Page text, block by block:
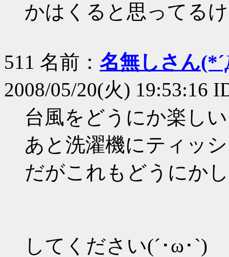
かはくると思ってる
511 名前： 名無しさん
2008/05/20(火) 19:53:16
台風をどうにか楽し
あと洗濯機にティッ
だがこれもどうにか
してください(´･ω･`)